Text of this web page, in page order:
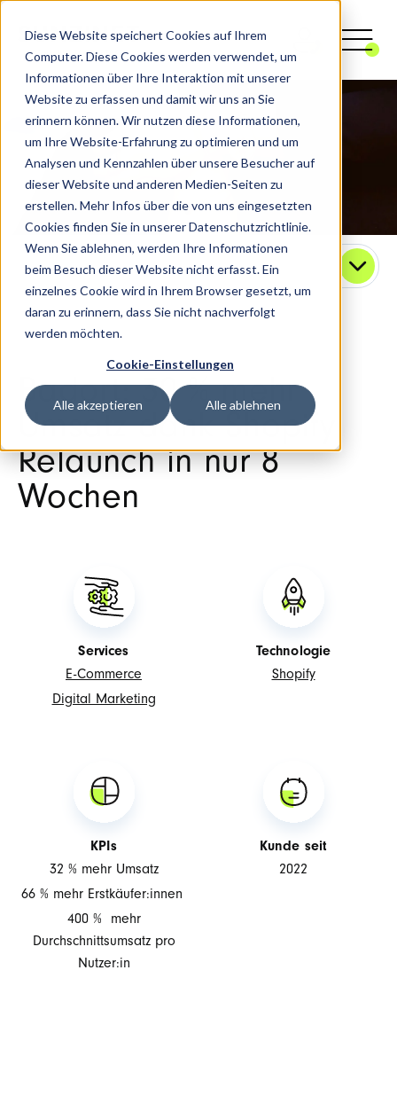
Diese Website speichert Cookies auf Ihrem
Computer. Diese Cookies werden verwendet, um
Informationen über Ihre Interaktion mit unserer
Website zu erfassen und damit wir uns an Sie
erinnern können. Wir nutzen diese Informationen,
um Ihre Website-Erfahrung zu optimieren und um
Analysen und Kennzahlen über unsere Besucher auf
dieser Website und anderen Medien-Seiten zu
erstellen. Mehr Infos über die von uns eingesetzten
Cookies finden Sie in unserer Datenschutzrichtlinie.
Wenn Sie ablehnen, werden Ihre Informationen
beim Besuch dieser Website nicht erfasst. Ein
einzelnes Cookie wird in Ihrem Browser gesetzt, um
daran zu erinnern, dass Sie nicht nachverfolgt
werden möchten.
Cookie-Einstellungen
Alle akzeptieren Alle ablehnen
Kontakt
Badort: 30 % mehr
Umsatz dank Shopify
Relaunch in nur 8
Wochen
Services
E-Commerce
Digital Marketing
Technologie
Shopify
KPIs
32 % mehr Umsatz
66 % mehr Erstkäufer:innen
400 % mehr
Durchschnittsumsatz pro
Nutzer:in
Kunde seit
2022